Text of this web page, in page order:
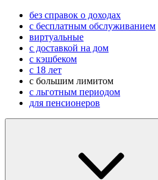
без справок о доходах
с бесплатным обслуживанием
виртуальные
с доставкой на дом
с кэшбеком
с 18 лет
с большим лимитом
с льготным периодом
для пенсионеров